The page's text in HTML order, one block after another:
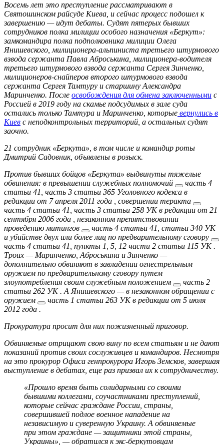
Восемь лет это преступление рассматривают в
Святошинском райсуде Киева, и сейчас процесс подошел к
завершению — идут дебаты. Судят пятерых бывших
сотрудников полка милиции особого назначения «Беркут»:
замкомандира полка подполковника милиции Олега
Янишевского, милиционера-альпиниста третьего штурмового
взвода сержанта Павла Аброськина, милиционера-водителя
третьего штурмового взвода сержанта Сергея Зинченко,
милиционеров-снайперов второго штурмового взвода
сержанта Сергея Тамтуру и старшину Александра
Маринченко. После освобождения для обмена заключенными с
Россией в 2019 году на скамье подсудимых в зале суда
остались только Тамтура и Маринченко, которые вернулись в
Киев с неподконтрольных территорий, а остальных судят
заочно.
21 сотрудник «Беркута», в том числе и командир роты
Дмитрий Садовник, объявлены в розыск.
Против бывших бойцов «Беркута» выдвинуты тяжелые
обвинения: в превышении служебных полномочий
часть 4
статьи 41, часть 3 статьи 365 Уголовного кодекса в
редакции от 7 апреля 2011 года
совершении теракта
часть 4 статьи 41, часть 3 статьи 258 УК в редакции от 21
сентября 2006 года
незаконном препятствовании
проведению митингов
часть 4 статьи 41, статьи 340 УК
и убийстве двух или более лиц по предварительному сговору
часть 4 статьи 41, пункты 1, 5, 12 части 2 статьи 115 УК .
Троих — Маринченко, Аброськина и Зинченко —
дополнительно обвиняют взавладении огнестрельным
оружием по предварительному сговору путем
злоупотребления своим служебным положением
часть 2
статьи 262 УК . А Янишевского — в незаконном обращении с
оружием
часть 1 статьи 263 УК в редакции от 5 июля
2012 года .
Прокуратура просит для них пожизненный приговор.
Обвиняемые отрицают свою вину по всем статьям и не дают
показаний против своих сослуживцев и командиров. Несмотря
на это прокурор Офиса генпрокурора Игорь Земсков, завершая
выступление в дебатах, еще раз призвал их к сотрудничеству.
«Прошло время быть солидарными со своими
бывшими коллегами, соучастниками преступлений,
которые сейчас граждане России, страны,
совершившей подлое военное нападение на
независимую и суверенную Украину. А обвиняемые
при этом граждане — защитники этой страны,
Украины», — обратился к экс-беркутовцам